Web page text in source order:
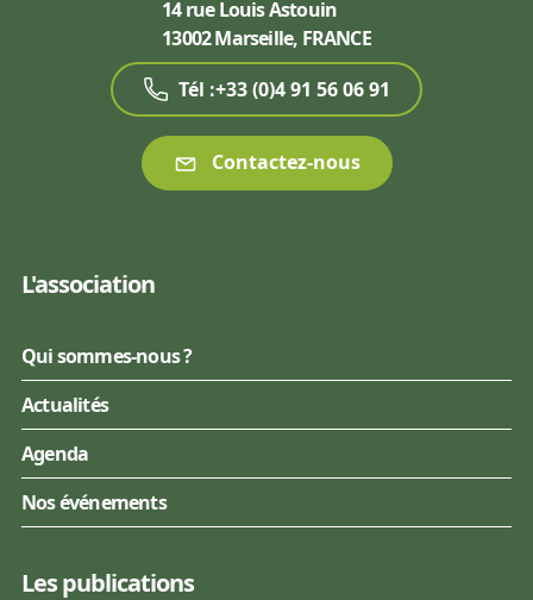
14 rue Louis Astouin
13002 Marseille, FRANCE
Tél :+33 (0)4 91 56 06 91
Contactez-nous
L'association
Qui sommes-nous ?
Actualités
Agenda
Nos événements
Les publications